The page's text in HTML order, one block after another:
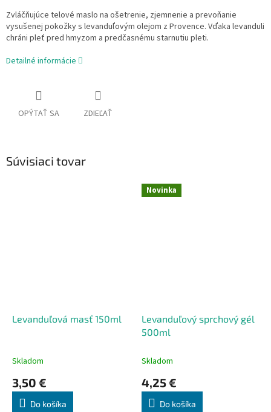
Zvláčňujúce telové maslo na ošetrenie, zjemnenie a prevoňanie
vysušenej pokožky s levanduľovým olejom z Provence. Vďaka levanduli
chráni pleť pred hmyzom a predčasnému starnutiu pleti.
Detailné informácie
OPÝTAŤ SA ZDIEĽAŤ
Súvisiaci tovar
Levanduľová masť 150ml
Skladom
3,50 €
Do košíka
Novinka
Levanduľový sprchový gél
500ml
Skladom
4,25 €
Do košíka